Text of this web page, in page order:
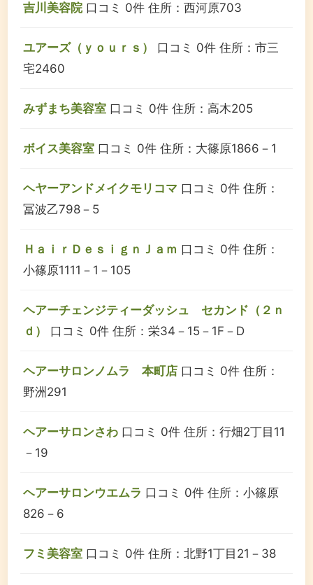
吉川美容院 口コミ 0件 住所：西河原703
ユアーズ（ｙｏｕｒｓ） 口コミ 0件 住所：市三
宅2460
みずまち美容室 口コミ 0件 住所：高木205
ボイス美容室 口コミ 0件 住所：大篠原1866－1
ヘヤーアンドメイクモリコマ 口コミ 0件 住所：
冨波乙798－5
ＨａｉｒＤｅｓｉｇｎＪａｍ 口コミ 0件 住所：
小篠原1111－1－105
ヘアーチェンジティーダッシュ セカンド（２ｎ
ｄ）
口コミ 0件 住所：栄34－15－1F－D
ヘアーサロンノムラ 本町店 口コミ 0件 住所：
野洲291
ヘアーサロンさわ 口コミ 0件 住所：行畑2丁目11
－19
ヘアーサロンウエムラ 口コミ 0件 住所：小篠原
826－6
フミ美容室 口コミ 0件 住所：北野1丁目21－38